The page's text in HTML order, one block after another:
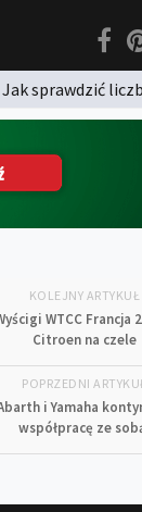
Jak sprawdzić
KOLEJNY ARTYKUŁ
WTCC Francja
Citroen na czele
POPRZEDNI
i Yamaha
współpracę ze